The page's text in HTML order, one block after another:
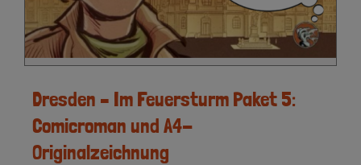
Dresden – Im Feuersturm Paket 5:
Comicroman und A4-
Originalzeichnung